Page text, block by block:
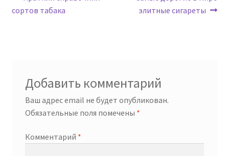
позапись:
сортов табака
запись:
элитные сигареты
Добавить комментарий
Ваш адрес email не будет опубликован.
Обязательные поля помечены *
Комментарий *